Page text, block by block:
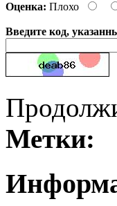
Оценка: Плохо
Введите код,
Метки: